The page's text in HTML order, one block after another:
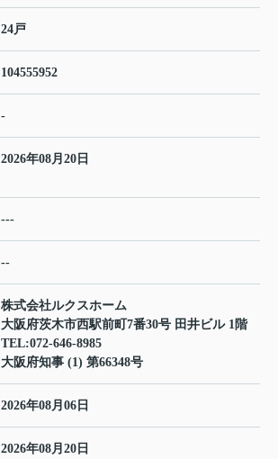
24戸
104555952
-
2026年08月20日
---
--
株式会社ルクスホーム
大阪府茨木市西駅前町7番30号 田井ビル 1階
TEL:072-646-8985
大阪府知事 (1) 第66348号
2026年08月06日
2026年08月20日